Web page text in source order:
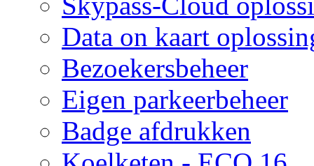
Data on kaart
Bezoekersbeheer
Eigen parkeerbeheer
Badge afdrukken